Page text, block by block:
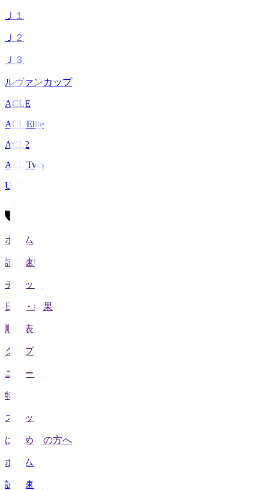
Ｊ１
Ｊ２
Ｊ３
ルヴァンカップ
ACLE
ACL Elite
ACL2
ACL Two
U-21
ホーム
試合速報
チケット
日程・結果
順位表
クラブ
ニュース
特集
スタッツ
はじめての方へ
ホーム
試合速報